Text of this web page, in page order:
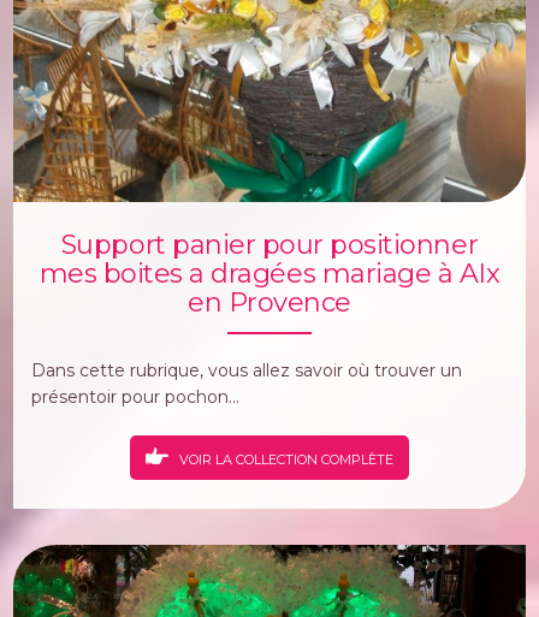
Support panier pour positionner
mes boites a dragées mariage à AIx
en Provence
Dans cette rubrique, vous allez savoir où trouver un
présentoir pour pochon...
VOIR LA COLLECTION COMPLÈTE